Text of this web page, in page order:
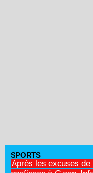
SPORTS
Après les excuses de